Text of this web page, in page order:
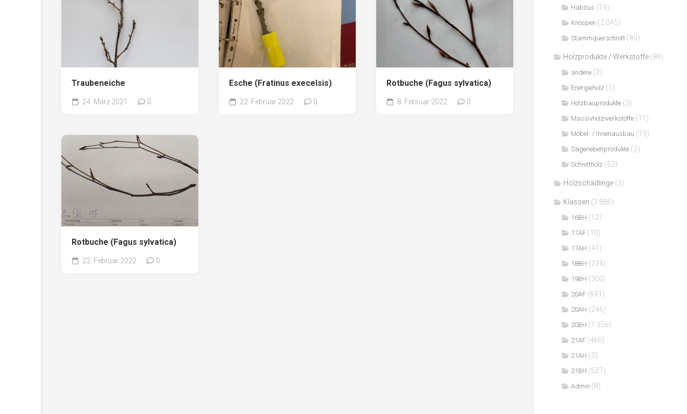
Traubeneiche
24. März 2021 0
Esche (Fratinus execelsis)
22. Februar 2022 0
Rotbuche (Fagus sylvatica)
8. Februar 2022 0
Rotbuche (Fagus sylvatica)
22. Februar 2022 0
Habitus (19)
Knospen (2.045)
Stammquerschnitt (40)
Holzprodukte / Werkstoffe (89)
andere (2)
Energieholz (1)
Holzbauprodukte (3)
Massivholzwerkstoffe (11)
Möbel- / Innenausbau (19)
Sägenebenprodukte (3)
Schnittholz (52)
Holzschädlinge (3)
Klassen (3.886)
16BH (12)
17AF (10)
17AH (41)
18BH (234)
19BH (300)
20AF (691)
20AH (246)
20BH (1.356)
21AF (460)
21AH (3)
21BH (527)
Admin (8)